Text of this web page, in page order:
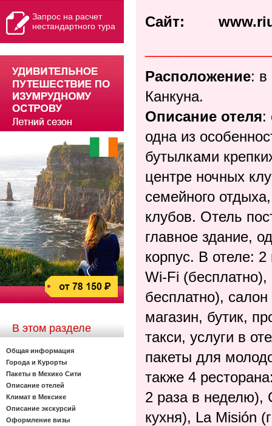
Запрос на расчет
нестандартного тура
В этом разделе
Общая информация
Города и Курорты
Пакеты в Мехико Сити
Описание отелей
Климат в Мексике
Описание экскурсий
Оформление визы
Сайт:
Расположение: в
Канкуна.
Описание отеля:
одна из
бутылками
центре ночных
семейного
клубов. Отель
главное здание,
корпус. В отеле:
Wi-Fi
бесплатно),
магазин, бутик,
такси, услуги в
пакеты для
также 4
2 раза в неделю),
кухня), La Misión